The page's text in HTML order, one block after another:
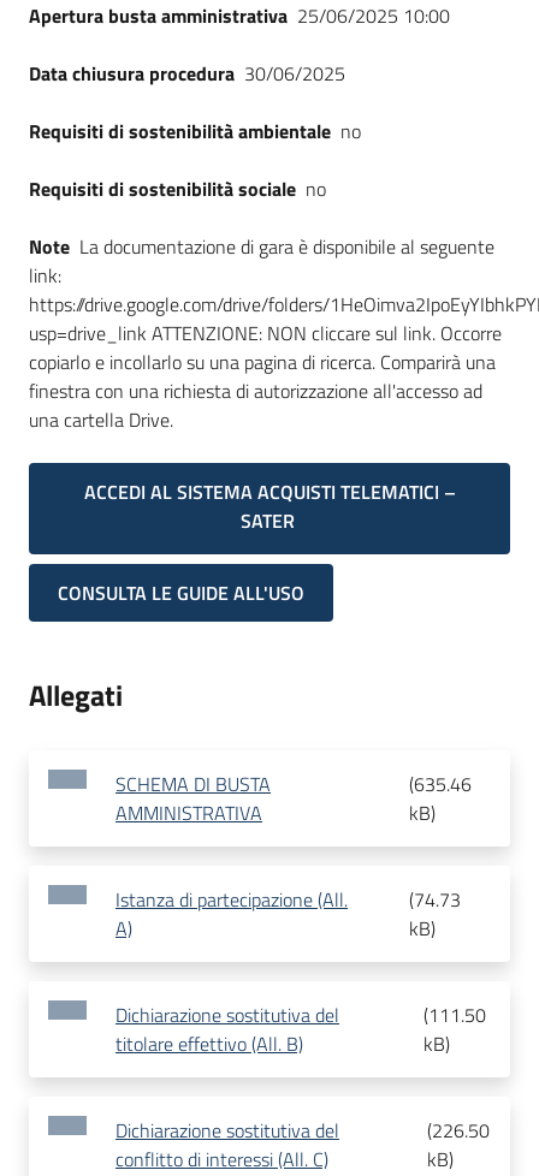
Apertura busta amministrativa 25/06/2025 10:00
Data chiusura procedura 30/06/2025
Requisiti di sostenibilità ambientale no
Requisiti di sostenibilità sociale no
Note La documentazione di gara è disponibile al seguente
link:
https://drive.google.com/drive/folders/
usp=drive_link ATTENZIONE: NON cliccare sul link. Occorre
copiarlo e incollarlo su una pagina di ricerca. Comparirà una
finestra con una richiesta di autorizzazione all'accesso ad
una cartella Drive.
ACCEDI AL SISTEMA ACQUISTI TELEMATICI –
SATER
CONSULTA LE GUIDE ALL'USO
Allegati
SCHEMA DI BUSTA
AMMINISTRATIVA
(635.46
kB)
Istanza di partecipazione (All.
A)
(74.73
kB)
Dichiarazione sostitutiva del
titolare effettivo (All. B)
(111.50
kB)
Dichiarazione sostitutiva del
conflitto di interessi (All. C)
(226.50
kB)